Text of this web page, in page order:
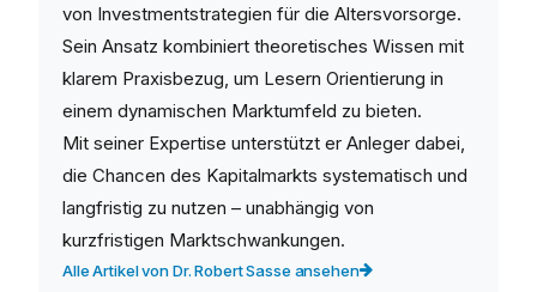
von Investmentstrategien für die Altersvorsorge.
Sein Ansatz kombiniert theoretisches Wissen mit
klarem Praxisbezug, um Lesern Orientierung in
einem dynamischen Marktumfeld zu bieten.
Mit seiner Expertise unterstützt er Anleger dabei,
die Chancen des Kapitalmarkts systematisch und
langfristig zu nutzen – unabhängig von
kurzfristigen Marktschwankungen.
Alle Artikel von Dr. Robert Sasse ansehen